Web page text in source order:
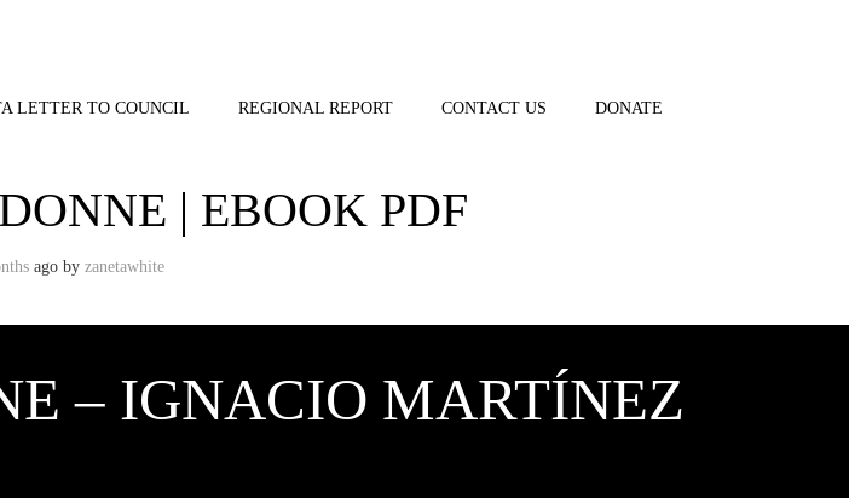
LETTER TO COUNCIL REGIONAL REPORT CONTACT US DONATE
| EBOOK PDF
ago by zanetawhite
– IGNACIO MARTÍNEZ